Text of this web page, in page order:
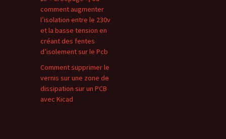
comment augmenter
l’isolation entre le 230v
et la basse tension en
créant des fentes
d’isolement sur le Pcb
Comment supprimer le
vernis sur une zone de
dissipation sur un PCB
avec Kicad